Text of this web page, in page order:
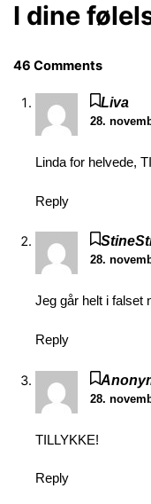
I dine
46 Comments
Liva
28.
Linda for helvede,
Reply
28.
Jeg går helt i falset
Reply
28.
TILLYKKE!
Reply